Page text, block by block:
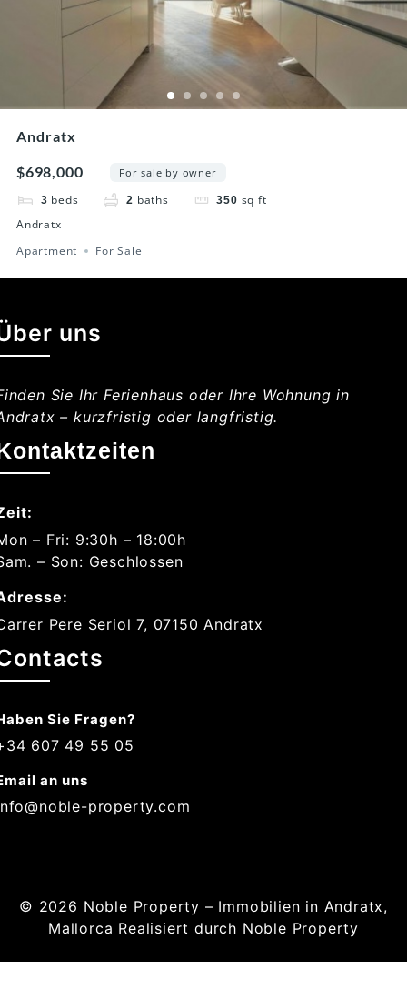
Andratx
$698,000 For sale by owner
3 beds 2 baths 350 sq ft
Andratx
Apartment
For Sale
uns
Sie Ihr Ferienhaus oder Ihre Wohnung in
– kurzfristig oder langfristig.
– Fri: 9:30h – 18:00h
– Son: Geschlossen
Pere Seriol 7, 07150 Andratx
Sie Fragen?
607 49 55 05
an uns
property.com
© 2026 Noble Property – Immobilien in Andratx,
Mallorca Realisiert durch Noble Property